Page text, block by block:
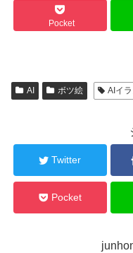
Pocket
AI ボツ絵 AIイラ
Twitter
Pocket